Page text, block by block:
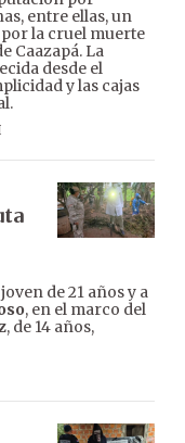
entre ellas, un
por la cruel muerte
Caazapá. La
desde el
y las cajas
de 21 años y a
, en el marco del
, de 14 años,